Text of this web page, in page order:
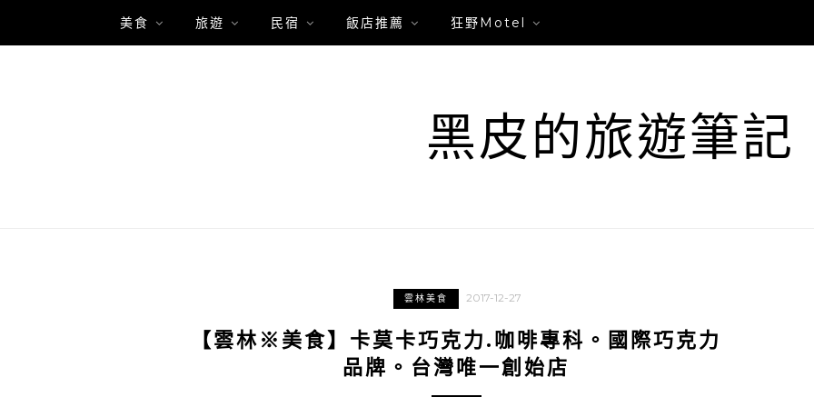
美食 旅遊 民宿 飯店推薦 狂野Motel
黑皮的旅遊筆記
雲林美食 2017-12-27
【雲林※美食】卡莫卡巧克力.咖啡專科。國際巧克力
品牌。台灣唯一創始店